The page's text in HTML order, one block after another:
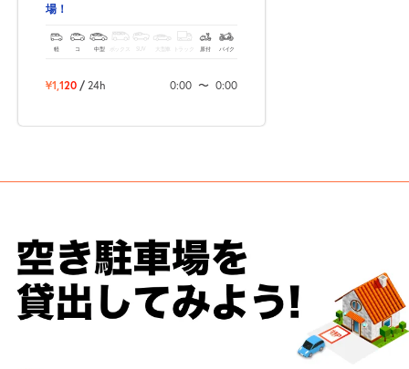
場！
軽 コ 中型 ボックス SUV トラック 原付 バイク
¥1,120 / 24h 0:00 〜 0:00